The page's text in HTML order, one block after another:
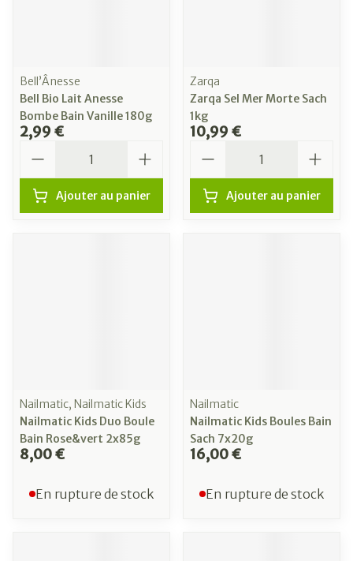
Bell’Ânesse
Bell Bio Lait Anesse
Bombe Bain Vanille 180g
2,99 €
Ajouter au panier
Zarqa
Zarqa Sel Mer Morte Sach
1kg
10,99 €
Ajouter au panier
Nailmatic, Nailmatic Kids
Nailmatic Kids Duo Boule
Bain Rose&vert 2x85g
8,00 €
En rupture de stock
Nailmatic
Nailmatic Kids Boules Bain
Sach 7x20g
16,00 €
En rupture de stock